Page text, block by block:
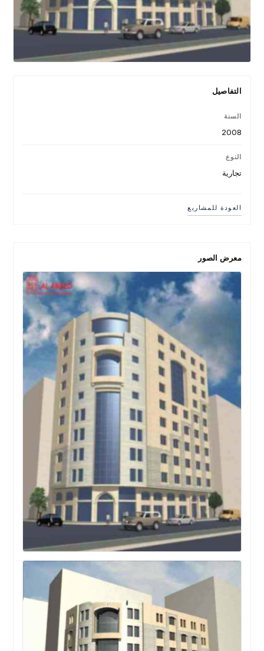
معرض الصور
التفاصيل
السنة
2008
النوع
تجارية
العودة للمشاريع